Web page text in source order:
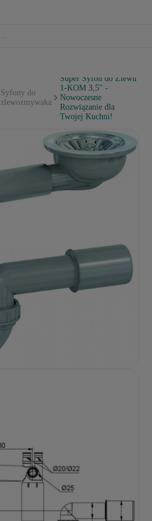
Syfony do
zlewozmywaka
Super Syfon do Zlewu
1-KOM 3,5" -
Nowoczesne
Rozwiązanie dla
Twojej Kuchni!